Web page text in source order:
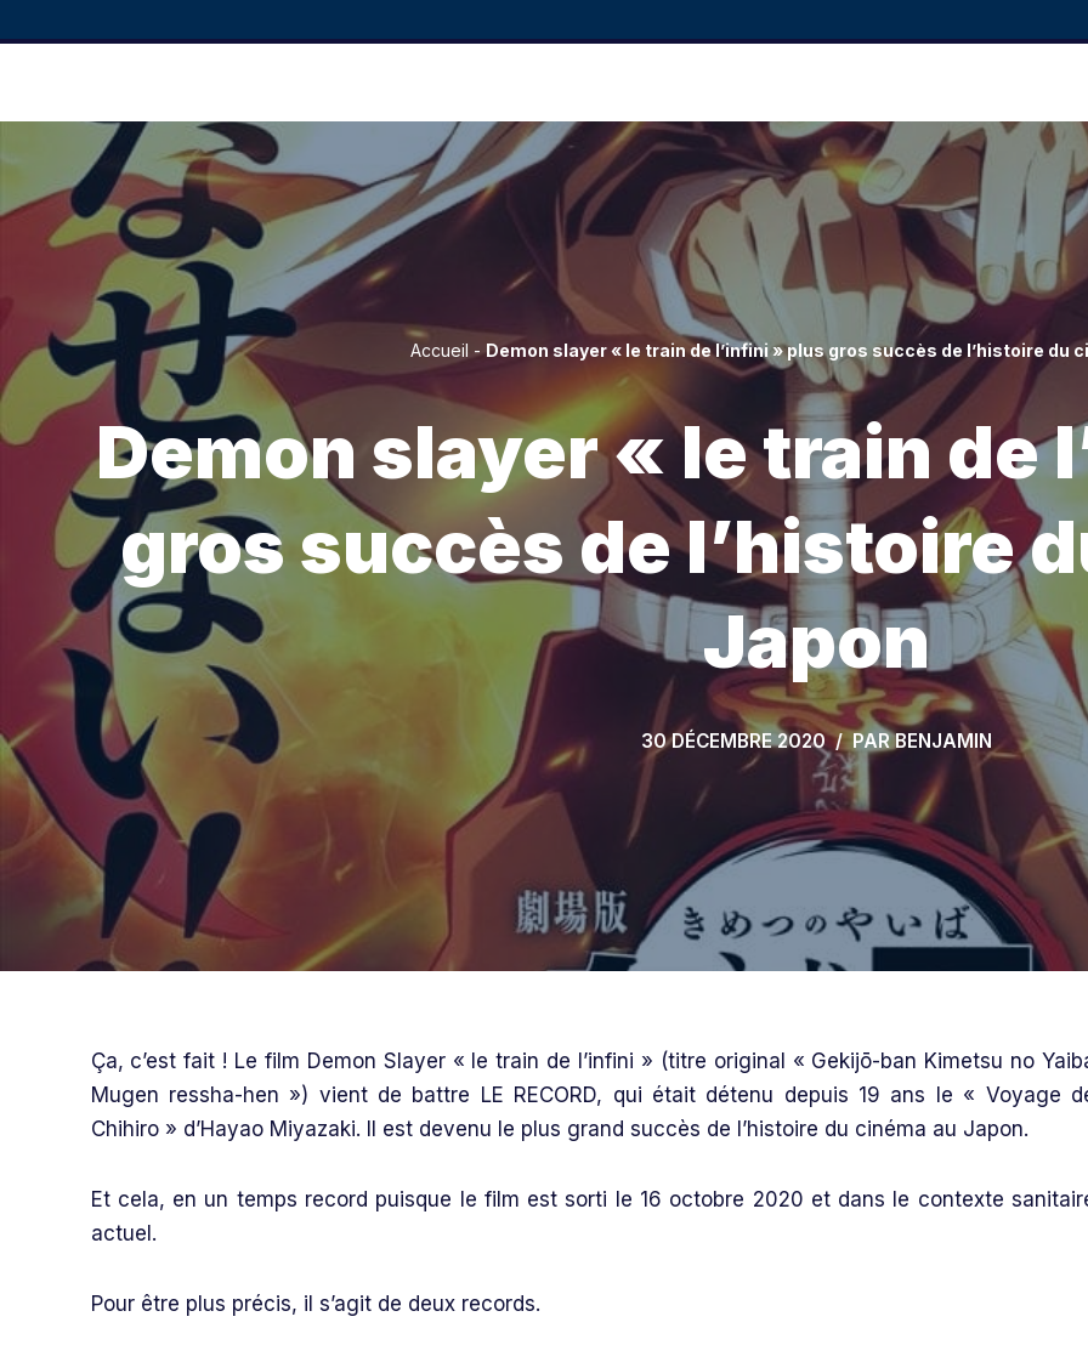
Accueil -Demon slayer « le train de l’infini » plus gros succès de l’histoire du
Demon slayer « le train de
gros succès de l’histoire
Japon
30 DÉCEMBRE 2020 PARBENJAMIN
Ça, c’est fait ! Le film Demon Slayer « le train de l’infini » (titre original « Gekijō-ban Kimetsu no
Mugen ressha-hen ») vient de battre LE RECORD, qui était détenu depuis 19 ans le « Voyage
Chihiro » d’Hayao Miyazaki. Il est devenu le plus grand succès de l’histoire du cinéma au Japon.
Et cela, en un temps record puisque le film est sorti le 16 octobre 2020 et dans le contexte
actuel.
Pour être plus précis, il s’agit de deux records.